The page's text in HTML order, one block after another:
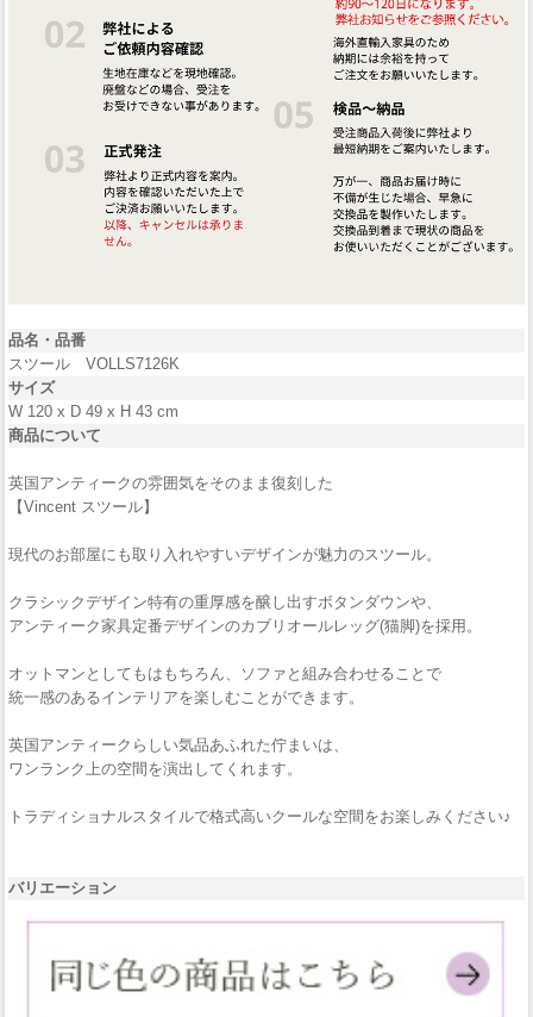
品名・ 品番
スツール VOLLS7126K
サイズ
W 120 x D 49 x H 43 cm
商品について
英国アンティークの雰囲気をそのまま復刻した
【Vincent スツール】
現代のお部屋にも取り入れやすいデザインが魅力のスツール。
クラシックデザイン特有の重厚感を醸し出すボタンダウンや、
アンティーク家具定番デザインのカブリオールレッグ(猫脚)を採用。
オットマンとしてもはもちろん、ソファと組み合わせることで
統一感のあるインテリアを楽しむことができます。
英国アンティークらしい気品あふれた佇まいは、
ワンランク上の空間を演出してくれます。
トラディショナルスタイルで格式高いクールな空間をお楽しみください♪
バリエーション